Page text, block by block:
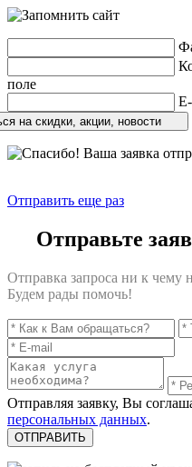
поле
на скидки, акции, новости
Отправить еще раз
Отправьте
Отправка запроса ни к чему
Будем рады помочь!
Отправляя заявку, Вы
персональных данных.